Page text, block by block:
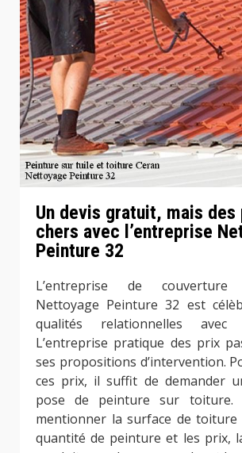
Un devis gratuit, mais des
chers avec l’entreprise
Peinture 32
L’entreprise de
Nettoyage Peinture 32 est
qualités relationnelles avec
L’entreprise pratique des prix
ses propositions d’intervention.
ces prix, il suffit de demander
pose de peinture sur toiture.
mentionner la surface de toiture
quantité de peinture et les prix,